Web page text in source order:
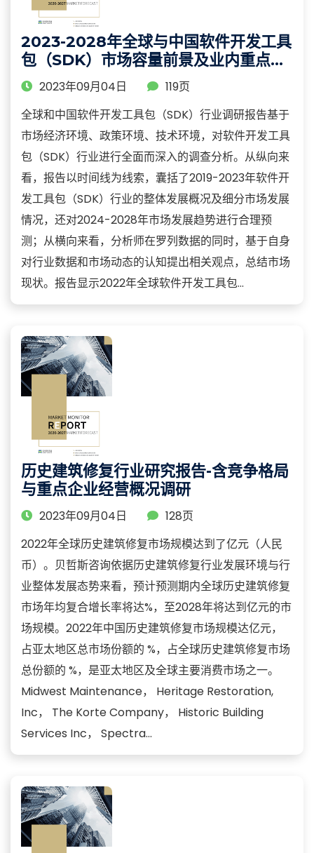
2023-2028年全球与中国软件开发工具
包（SDK）市场容量前景及业内重点企
业竞争力分析报告
2023年09月04日
119页
全球和中国软件开发工具包（SDK）行业调研报告基于
市场经济环境、政策环境、技术环境，对软件开发工具
包（SDK）行业进行全面而深入的调查分析。从纵向来
看，报告以时间线为线索，囊括了2019-2023年软件开
发工具包（SDK）行业的整体发展概况及细分市场发展
情况，还对2024-2028年市场发展趋势进行合理预
测；从横向来看，分析师在罗列数据的同时，基于自身
对行业数据和市场动态的认知提出相关观点，总结市场
现状。报告显示2022年全球软件开发工具包...
历史建筑修复行业研究报告-含竞争格局
与重点企业经营概况调研
2023年09月04日
128页
2022年全球历史建筑修复市场规模达到了亿元（人民
币）。贝哲斯咨询依据历史建筑修复行业发展环境与行
业整体发展态势来看，预计预测期内全球历史建筑修复
市场年均复合增长率将达%，至2028年将达到亿元的市
场规模。2022年中国历史建筑修复市场规模达亿元，
占亚太地区总市场份额的 %，占全球历史建筑修复市场
总份额的 %，是亚太地区及全球主要消费市场之一。
Midwest Maintenance， Heritage Restoration,
Inc， The Korte Company， Historic Building
Services Inc， Spectra...